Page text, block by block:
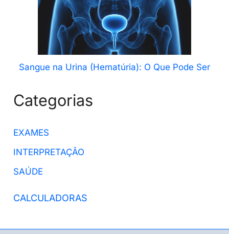
Sangue na Urina (Hematúria): O Que Pode Ser
Categorias
EXAMES
INTERPRETAÇÃO
SAÚDE
CALCULADORAS